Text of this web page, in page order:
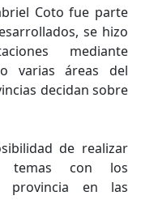
Coto fue parte
se hizo
mediante
varias áreas del
decidan sobre
de realizar
temas con los
provincia en las